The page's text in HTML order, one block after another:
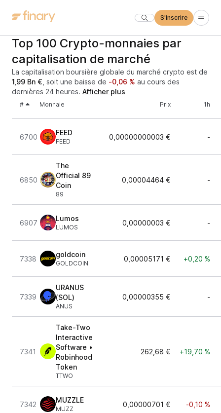
S'inscrire
Top 100 Crypto-monnaies par
capitalisation de marché
La capitalisation boursière globale du marché crypto est de
1,99 Bn € , soit une baisse de -0,06 % au cours des
dernières 24 heures. Afficher plus
# Monnaie Prix 1h
6700
FEED
FEED
0,00000000003 € -
6850
The
Official 89
Coin
89
0,00004464 € -
6907
Lumos
LUMOS
0,00000003 € -
7338
goldcoin
GOLDCOIN
0,00005171 € +0,20 %
7339
URANUS
(SOL)
ANUS
0,00000355 € -
7341
Take-Two
Interactive
Software •
Robinhood
Token
TTWO
262,68 € +19,70 %
7342
MUZZLE
MUZZ
0,00000701 € -0,10 %